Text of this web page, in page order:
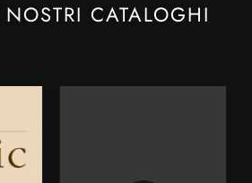
CATALOGHI